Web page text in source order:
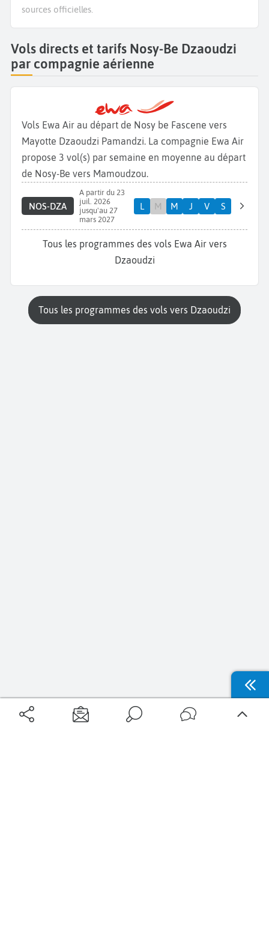
sources officielles.
Vols directs et tarifs Nosy-Be Dzaoudzi
par compagnie aérienne
Vols Ewa Air au départ de Nosy be Fascene vers
Mayotte Dzaoudzi Pamandzi. La compagnie Ewa Air
propose 3 vol(s) par semaine en moyenne au départ
de Nosy-Be vers Mamoudzou.
NOS-DZA
A partir du 23
juil. 2026
jusqu'au 27
mars 2027
L M M J V S
Tous les programmes des vols Ewa Air vers
Dzaoudzi
Tous les programmes des vols vers Dzaoudzi